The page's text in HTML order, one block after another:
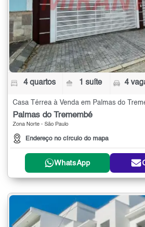
4 quartos 1 suíte 4
Palmas do Tremembé
Zona Norte - São Paulo
Endereço no círculo do mapa
WhatsApp